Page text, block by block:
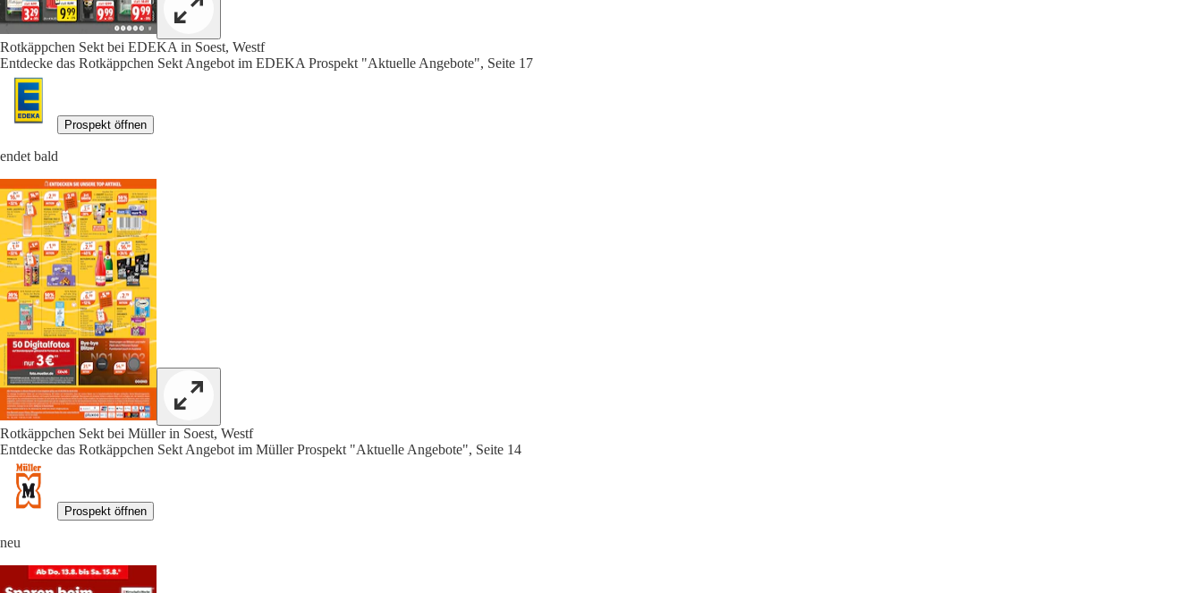
Rotkäppchen Sekt bei EDEKA in Soest, Westf
Entdecke das Rotkäppchen Sekt Angebot im EDEKA Prospekt "Aktuelle Angebote", Seite 17
Prospekt öffnen
endet bald
Rotkäppchen Sekt bei Müller in Soest, Westf
Entdecke das Rotkäppchen Sekt Angebot im Müller Prospekt "Aktuelle Angebote", Seite 14
Prospekt öffnen
neu